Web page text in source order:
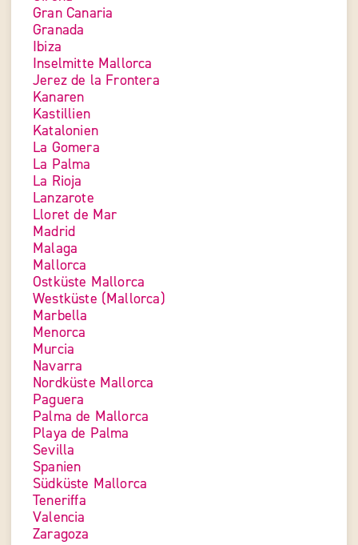
Gran Canaria
Granada
Ibiza
Inselmitte Mallorca
Jerez de la Frontera
Kanaren
Kastillien
Katalonien
La Gomera
La Palma
La Rioja
Lanzarote
Lloret de Mar
Madrid
Malaga
Mallorca
Ostküste Mallorca
Westküste (Mallorca)
Marbella
Menorca
Murcia
Navarra
Nordküste Mallorca
Paguera
Palma de Mallorca
Playa de Palma
Sevilla
Spanien
Südküste Mallorca
Teneriffa
Valencia
Zaragoza